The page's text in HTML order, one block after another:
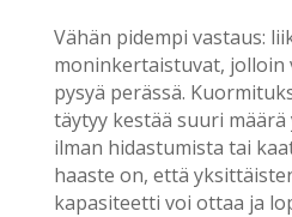
Vähän pidempi vastaus:
moninkertaistuvat, jolloin
pysyä perässä.
täytyy kestää suuri
ilman hidastumista tai
haaste on, että
kapasiteetti voi ottaa ja